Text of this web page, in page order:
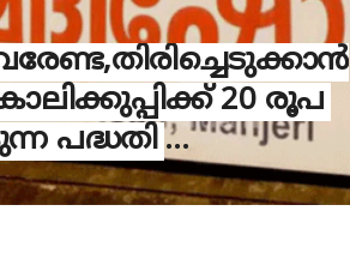
കാലിക്കുപ്പിക്ക് 20 രൂപ
പദ്ധതി
ഇന്ന് മുതൽ